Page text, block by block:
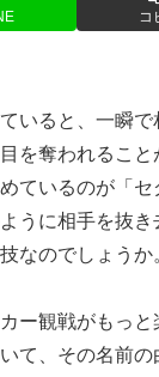
コ
いると、一瞬
を奪われるこ
ているのが「セ
うに相手を抜
なのでしょうか
ー観戦がもっ
て、その名前